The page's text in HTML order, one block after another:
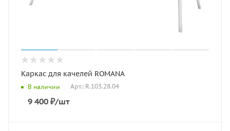
Каркас для качелей ROMANA
В наличии Арт.: R.103.28.04
9 400 ₽/шт